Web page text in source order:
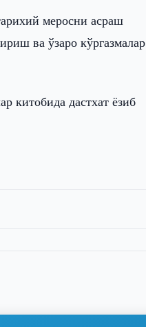
меросни асраш
ва ўзаро кўргазмалар
китобида дастхат ёзиб